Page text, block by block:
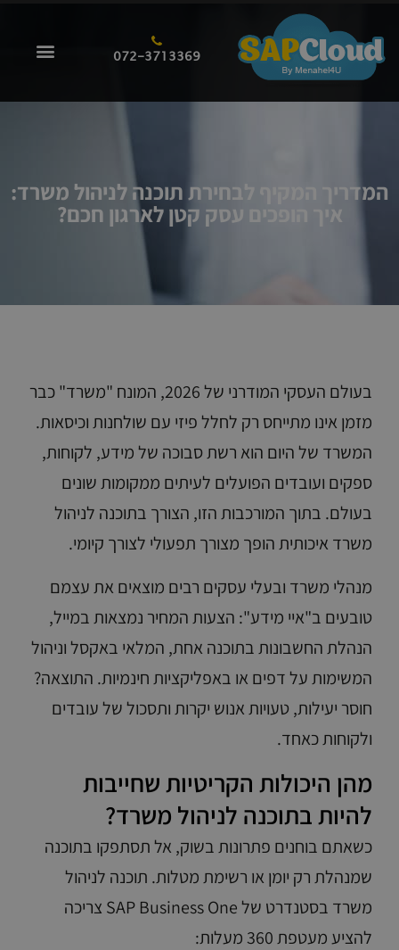
072-3713369
המדריך המקיף לבחירת תוכנה לניהול משרד:
איך הופכים עסק קטן לארגון חכם?
בעולם העסקי המודרני של 2026, המונח "משרד" כבר
מזמן אינו מתייחס רק לחלל פיזי עם שולחנות וכיסאות.
המשרד של היום הוא רשת סבוכה של מידע, לקוחות,
ספקים ועובדים הפועלים לעיתים ממקומות שונים
בעולם. בתוך המורכבות הזו, הצורך בתוכנה לניהול
משרד איכותית הופך מצורך תפעולי לצורך קיומי.
מנהלי משרד ובעלי עסקים רבים מוצאים את עצמם
טובעים ב"איי מידע": הצעות המחיר נמצאות במייל,
הנהלת החשבונות בתוכנה אחת, המלאי באקסל וניהול
המשימות על דפים או באפליקציות חינמיות. התוצאה?
חוסר יעילות, טעויות אנוש יקרות ותסכול של עובדים
ולקוחות כאחד.
מהן היכולות הקריטיות שחייבות
להיות בתוכנה לניהול משרד?
כשאתם בוחנים פתרונות בשוק, אל תסתפקו בתוכנה
שמנהלת רק יומן או רשימת מטלות. תוכנה לניהול
משרד בסטנדרט של SAP Business One צריכה
להציע מעטפת 360 מעלות: